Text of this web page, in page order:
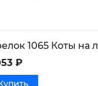
1065 Коты на
₽